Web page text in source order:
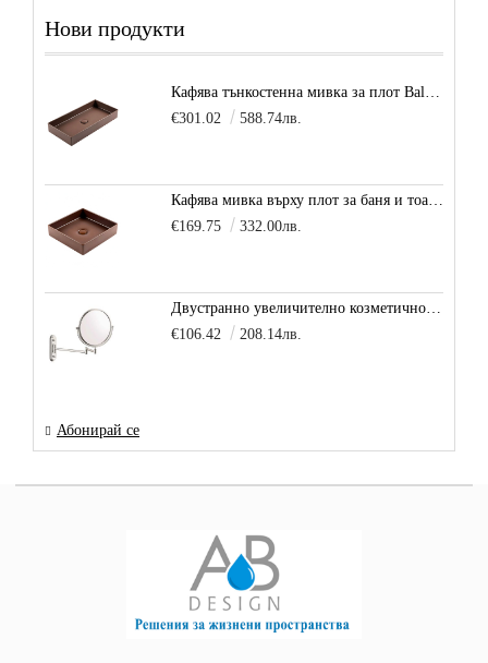
Нови продукти
Кафява тънкостенна мивка за плот Balance, цвят - карамел
€301.02
588.74лв.
Кафява мивка върху плот за баня и тоалетна Decente, цвят - карамел
€169.75
332.00лв.
Двустранно увеличително козметично огледало за баня Vitra Arkitekt
€106.42
208.14лв.
Абонирай се